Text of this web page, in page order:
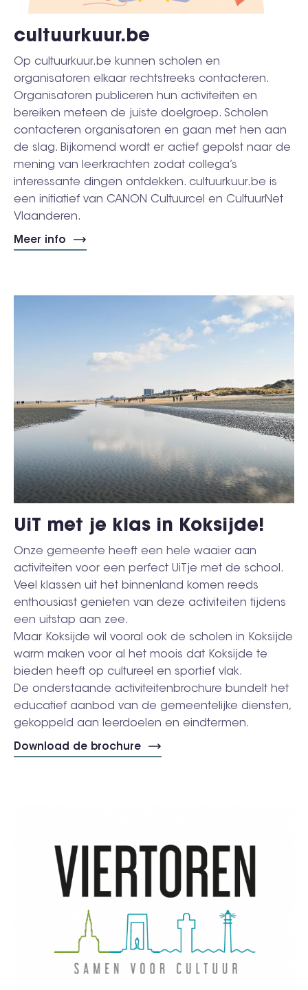
cultuurkuur.be
Op cultuurkuur.be kunnen scholen en
organisatoren elkaar rechtstreeks contacteren.
Organisatoren publiceren hun activiteiten en
bereiken meteen de juiste doelgroep. Scholen
contacteren organisatoren en gaan met hen aan
de slag. Bijkomend wordt er actief gepolst naar de
mening van leerkrachten zodat collega’s
interessante dingen ontdekken. cultuurkuur.be is
een initiatief van CANON Cultuurcel en CultuurNet
Vlaanderen.
Meer info
UiT met je klas in Koksijde!
Onze gemeente heeft een hele waaier aan
activiteiten voor een perfect UiTje met de school.
Veel klassen uit het binnenland komen reeds
enthousiast genieten van deze activiteiten tijdens
een uitstap aan zee.
Maar Koksijde wil vooral ook de scholen in Koksijde
warm maken voor al het moois dat Koksijde te
bieden heeft op cultureel en sportief vlak.
De onderstaande activiteitenbrochure bundelt het
educatief aanbod van de gemeentelijke diensten,
gekoppeld aan leerdoelen en eindtermen.
Download de brochure